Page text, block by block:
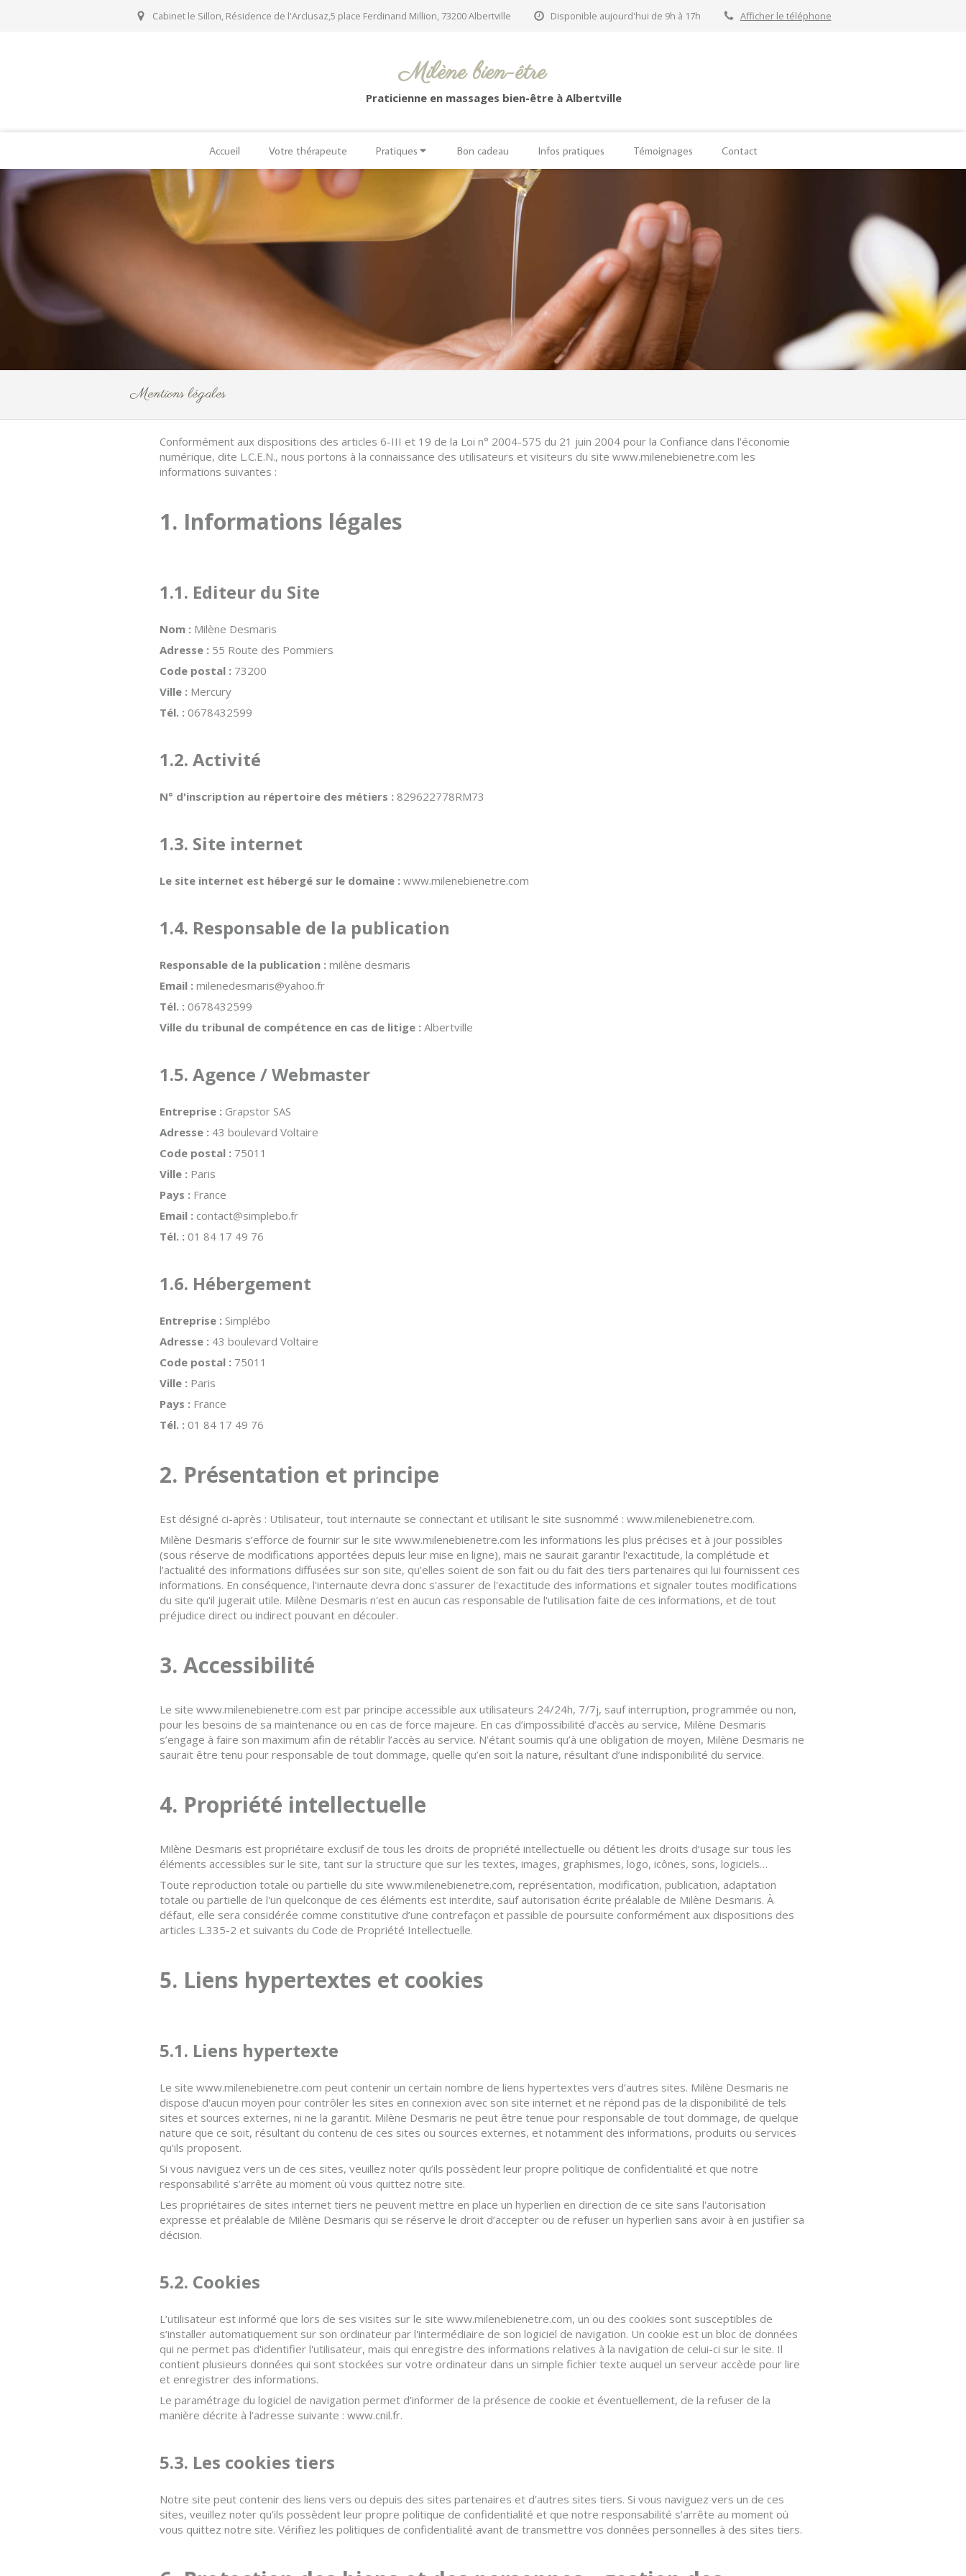
Cabinet le Sillon, Résidence de l'Arclusaz,5 place Ferdinand Million, 73200 Albertville Disponible aujourd'hui de 9h à 17h Afficher le téléphone
Milène bien-être
Praticienne en massages bien-être à Albertville
Accueil Votre thérapeute Pratiques Bon cadeau Infos pratiques Témoignages Contact
Mentions légales
Conformément aux dispositions des articles 6-III et 19 de la Loi n° 2004-575 du 21 juin 2004 pour la Confiance dans l'économie
numérique, dite L.C.E.N., nous portons à la connaissance des utilisateurs et visiteurs du site www.milenebienetre.com les
informations suivantes :
1. Informations légales
1.1. Editeur du Site
Nom : Milène Desmaris
Adresse : 55 Route des Pommiers
Code postal : 73200
Ville : Mercury
Tél. : 0678432599
1.2. Activité
N° d'inscription au répertoire des métiers : 829622778RM73
1.3. Site internet
Le site internet est hébergé sur le domaine : www.milenebienetre.com
1.4. Responsable de la publication
Responsable de la publication : milène desmaris
Email : milenedesmaris@yahoo.fr
Tél. : 0678432599
Ville du tribunal de compétence en cas de litige : Albertville
1.5. Agence / Webmaster
Entreprise : Grapstor SAS
Adresse : 43 boulevard Voltaire
Code postal : 75011
Ville : Paris
Pays : France
Email : contact@simplebo.fr
Tél. : 01 84 17 49 76
1.6. Hébergement
Entreprise : Simplébo
Adresse : 43 boulevard Voltaire
Code postal : 75011
Ville : Paris
Pays : France
Tél. : 01 84 17 49 76
2. Présentation et principe
Est désigné ci-après : Utilisateur, tout internaute se connectant et utilisant le site susnommé : www.milenebienetre.com.
Milène Desmaris s’efforce de fournir sur le site www.milenebienetre.com les informations les plus précises et à jour possibles
(sous réserve de modifications apportées depuis leur mise en ligne), mais ne saurait garantir l'exactitude, la complétude et
l'actualité des informations diffusées sur son site, qu’elles soient de son fait ou du fait des tiers partenaires qui lui fournissent ces
informations. En conséquence, l'internaute devra donc s'assurer de l'exactitude des informations et signaler toutes modifications
du site qu'il jugerait utile. Milène Desmaris n'est en aucun cas responsable de l'utilisation faite de ces informations, et de tout
préjudice direct ou indirect pouvant en découler.
3. Accessibilité
Le site www.milenebienetre.com est par principe accessible aux utilisateurs 24/24h, 7/7j, sauf interruption, programmée ou non,
pour les besoins de sa maintenance ou en cas de force majeure. En cas d’impossibilité d’accès au service, Milène Desmaris
s’engage à faire son maximum afin de rétablir l’accès au service. N’étant soumis qu’à une obligation de moyen, Milène Desmaris ne
saurait être tenu pour responsable de tout dommage, quelle qu’en soit la nature, résultant d’une indisponibilité du service.
4. Propriété intellectuelle
Milène Desmaris est propriétaire exclusif de tous les droits de propriété intellectuelle ou détient les droits d’usage sur tous les
éléments accessibles sur le site, tant sur la structure que sur les textes, images, graphismes, logo, icônes, sons, logiciels…
Toute reproduction totale ou partielle du site www.milenebienetre.com, représentation, modification, publication, adaptation
totale ou partielle de l'un quelconque de ces éléments est interdite, sauf autorisation écrite préalable de Milène Desmaris. À
défaut, elle sera considérée comme constitutive d’une contrefaçon et passible de poursuite conformément aux dispositions des
articles L.335-2 et suivants du Code de Propriété Intellectuelle.
5. Liens hypertextes et cookies
5.1. Liens hypertexte
Le site www.milenebienetre.com peut contenir un certain nombre de liens hypertextes vers d’autres sites. Milène Desmaris ne
dispose d'aucun moyen pour contrôler les sites en connexion avec son site internet et ne répond pas de la disponibilité de tels
sites et sources externes, ni ne la garantit. Milène Desmaris ne peut être tenue pour responsable de tout dommage, de quelque
nature que ce soit, résultant du contenu de ces sites ou sources externes, et notamment des informations, produits ou services
qu’ils proposent.
Si vous naviguez vers un de ces sites, veuillez noter qu’ils possèdent leur propre politique de confidentialité et que notre
responsabilité s’arrête au moment où vous quittez notre site.
Les propriétaires de sites internet tiers ne peuvent mettre en place un hyperlien en direction de ce site sans l'autorisation
expresse et préalable de Milène Desmaris qui se réserve le droit d’accepter ou de refuser un hyperlien sans avoir à en justifier sa
décision.
5.2. Cookies
L’utilisateur est informé que lors de ses visites sur le site www.milenebienetre.com, un ou des cookies sont susceptibles de
s’installer automatiquement sur son ordinateur par l'intermédiaire de son logiciel de navigation. Un cookie est un bloc de données
qui ne permet pas d'identifier l'utilisateur, mais qui enregistre des informations relatives à la navigation de celui-ci sur le site. Il
contient plusieurs données qui sont stockées sur votre ordinateur dans un simple fichier texte auquel un serveur accède pour lire
et enregistrer des informations.
Le paramétrage du logiciel de navigation permet d’informer de la présence de cookie et éventuellement, de la refuser de la
manière décrite à l’adresse suivante : www.cnil.fr.
5.3. Les cookies tiers
Notre site peut contenir des liens vers ou depuis des sites partenaires et d’autres sites tiers. Si vous naviguez vers un de ces
sites, veuillez noter qu’ils possèdent leur propre politique de confidentialité et que notre responsabilité s’arrête au moment où
vous quittez notre site. Vérifiez les politiques de confidentialité avant de transmettre vos données personnelles à des sites tiers.